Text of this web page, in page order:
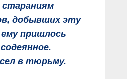
стараниям
добывших эту
пришлось
в тюрьму.